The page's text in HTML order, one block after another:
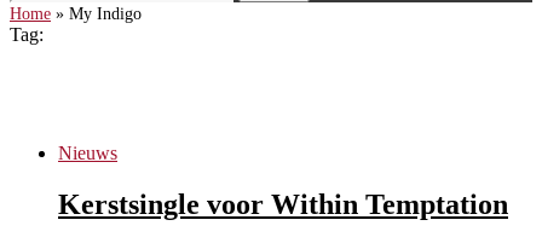
Home » My Indigo
Tag:
Nieuws
Kerstsingle voor Within Temptation